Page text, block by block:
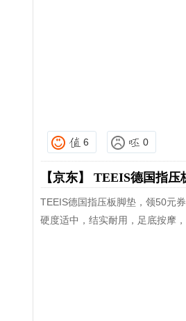
6 0
【京东】 TEEIS德国指压
TEEIS德国指压板脚垫，领50元
硬度适中，结实耐用，足底按摩